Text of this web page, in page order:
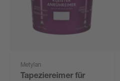
Metylan
Tapeziereimer für